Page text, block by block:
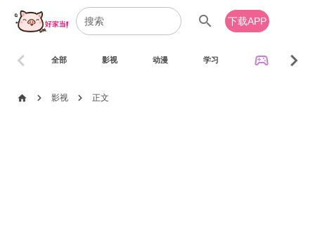
search 下载APP
全部 影视 动漫 学习 sports_esports
chevron_left chevron_right
home chevron_right 影视 chevron_right 正文